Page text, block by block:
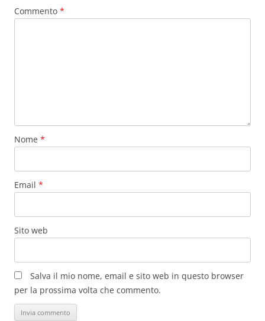
Commento *
Nome *
Email *
Sito web
Salva il mio nome, email e sito web in questo browser
per la prossima volta che commento.